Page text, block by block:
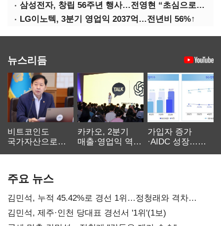
삼성전자, 창립 56주년 행사…전영현 “초심으로 경쟁력 회복해야”
LG이노텍, 3분기 영업익 2037억…전년비 56%↑
뉴스리듬
비트코인도
국가자산으로…'
카카오, 2분기
매출·영업익 역대
가입자 증가
·AIDC 성장…
주요 뉴스
김민석, 누적 45.42%로 경선 1위…정청래와 격차
0.86%p(2보)
김민석, 제주·인천 당대표 경선서 '1위'(1보)